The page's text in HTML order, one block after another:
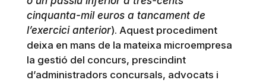
cinquanta-mil euros a tancament de
l’exercici anterior). Aquest procediment
deixa en mans de la mateixa microempresa
la gestió del concurs, prescindint
d’administradors concursals, advocats i